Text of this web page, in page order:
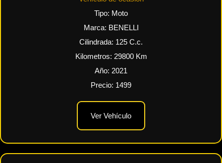
Tipo: Moto
Marca: BENELLI
Cilindrada: 125 C.c.
Kilometros: 29800Km
Año: 2021
Precio: 1499
Ver Vehículo